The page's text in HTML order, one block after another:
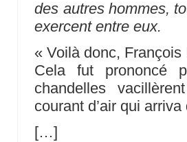
des autres hommes,
exercent entre eux.
« Voilà donc, François
Cela fut prononcé
chandelles
courant d’air qui
[…]